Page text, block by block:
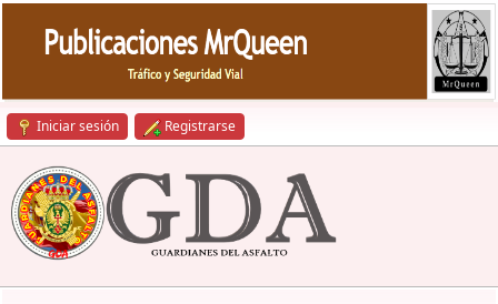
Iniciar sesión Registrarse